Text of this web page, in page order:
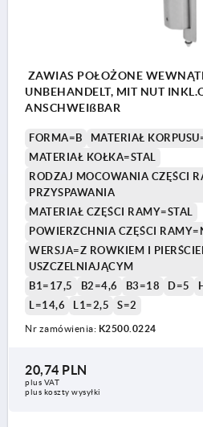
ZAWIAS POŁOŻONE
UNBEHANDELT, MIT NUT
ANSCHWEIßBAR
FORMA=B
MATERIAŁ
MATERIAŁ KOŁKA=STAL
RODZAJ MOCOWANIA CZĘŚCI
PRZYSPAWANIA
MATERIAŁ CZĘŚCI RAMY=STAL
POWIERZCHNIA CZĘŚCI
WERSJA=Z ROWKIEM I
USZCZELNIAJĄCYM
B1=17,5
B2=4,6 B3=18 D=5
L=14,6
L1=2,5 S=2
Nr zamówienia: K2500.0224
20,74 PLN
plus VAT
plus koszty wysyłki